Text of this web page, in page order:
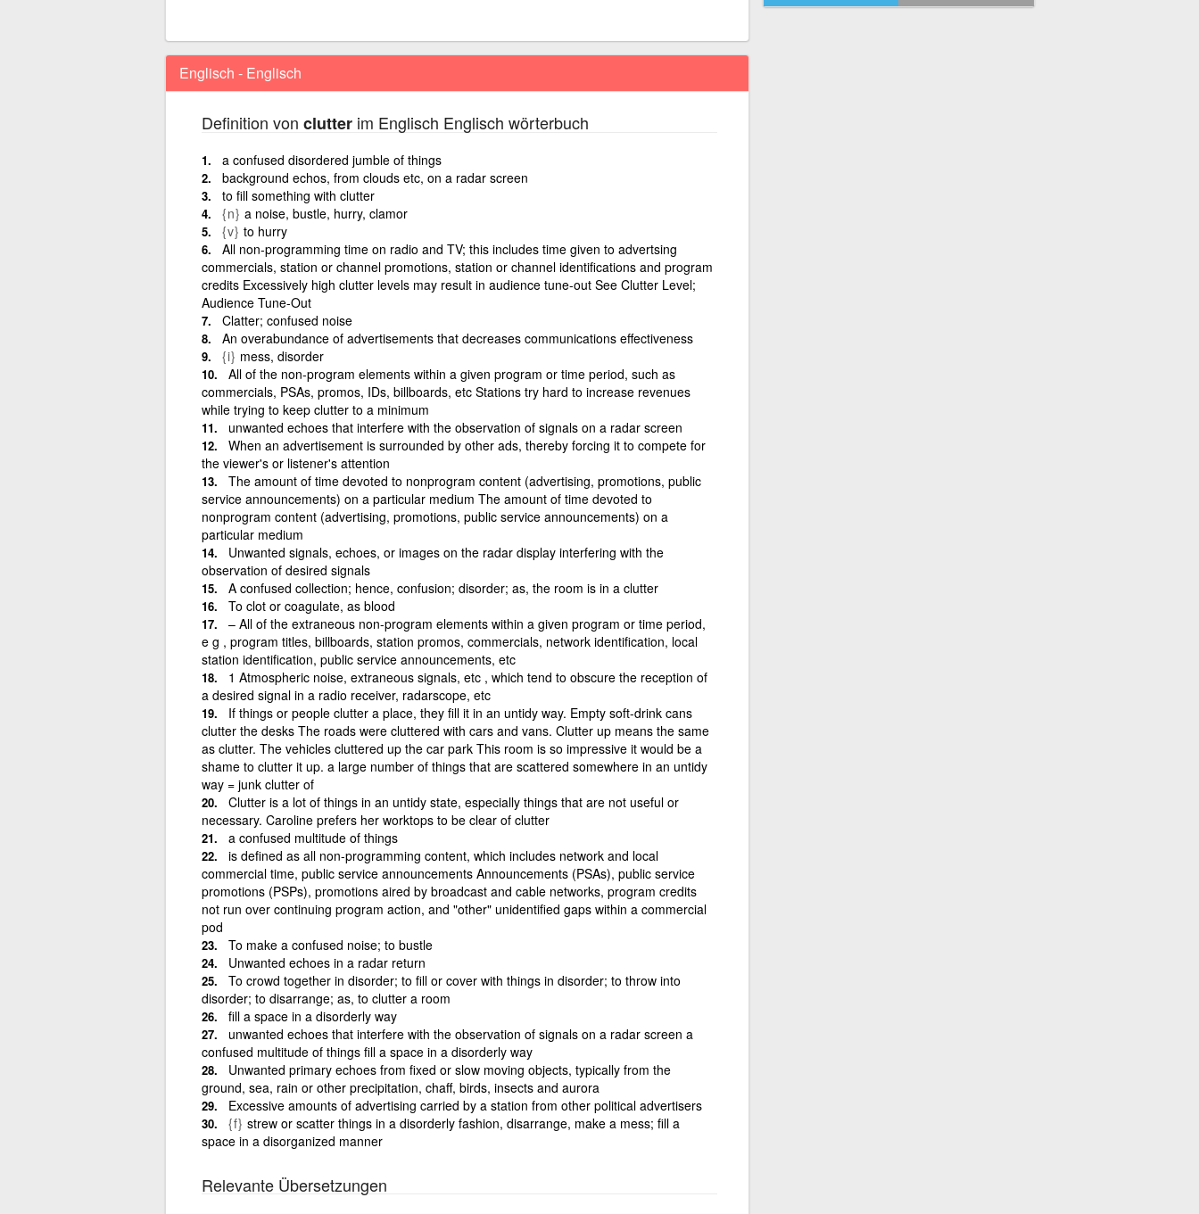
Englisch - Englisch
Definition von clutterim Englisch Englisch wörterbuch
a confused disordered jumble of things
background echos, from clouds etc, on a radar screen
to fill something with clutter
{n} a noise, bustle, hurry, clamor
{v} to hurry
All non-programming time on radio and TV; this includes time given to advertsing
commercials, station or channel promotions, station or channel identifications and program
credits Excessively high clutter levels may result in audience tune-out See Clutter Level;
Audience Tune-Out
Clatter; confused noise
An overabundance of advertisements that decreases communications effectiveness
{i} mess, disorder
All of the non-program elements within a given program or time period, such as
commercials, PSAs, promos, IDs, billboards, etc Stations try hard to increase revenues
while trying to keep clutter to a minimum
unwanted echoes that interfere with the observation of signals on a radar screen
When an advertisement is surrounded by other ads, thereby forcing it to compete for
the viewer's or listener's attention
The amount of time devoted to nonprogram content (advertising, promotions, public
service announcements) on a particular medium The amount of time devoted to
nonprogram content (advertising, promotions, public service announcements) on a
particular medium
Unwanted signals, echoes, or images on the radar display interfering with the
observation of desired signals
A confused collection; hence, confusion; disorder; as, the room is in a clutter
To clot or coagulate, as blood
– All of the extraneous non-program elements within a given program or time period,
e g , program titles, billboards, station promos, commercials, network identification, local
station identification, public service announcements, etc
1 Atmospheric noise, extraneous signals, etc , which tend to obscure the reception of
a desired signal in a radio receiver, radarscope, etc
If things or people clutter a place, they fill it in an untidy way. Empty soft-drink cans
clutter the desks The roads were cluttered with cars and vans. Clutter up means the same
as clutter. The vehicles cluttered up the car park This room is so impressive it would be a
shame to clutter it up. a large number of things that are scattered somewhere in an untidy
way = junk clutter of
Clutter is a lot of things in an untidy state, especially things that are not useful or
necessary. Caroline prefers her worktops to be clear of clutter
a confused multitude of things
is defined as all non-programming content, which includes network and local
commercial time, public service announcements Announcements (PSAs), public service
promotions (PSPs), promotions aired by broadcast and cable networks, program credits
not run over continuing program action, and "other" unidentified gaps within a commercial
pod
To make a confused noise; to bustle
Unwanted echoes in a radar return
To crowd together in disorder; to fill or cover with things in disorder; to throw into
disorder; to disarrange; as, to clutter a room
fill a space in a disorderly way
unwanted echoes that interfere with the observation of signals on a radar screen a
confused multitude of things fill a space in a disorderly way
Unwanted primary echoes from fixed or slow moving objects, typically from the
ground, sea, rain or other precipitation, chaff, birds, insects and aurora
Excessive amounts of advertising carried by a station from other political advertisers
{f} strew or scatter things in a disorderly fashion, disarrange, make a mess; fill a
space in a disorganized manner
Relevante Übersetzungen